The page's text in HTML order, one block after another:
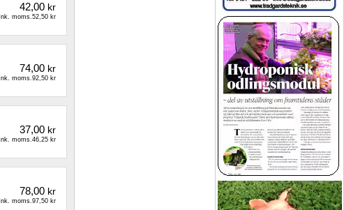
42,00kr
Ink. moms.52,50 kr
74,00kr
Ink. moms.92,50 kr
37,00kr
Ink. moms.46,25 kr
78,00kr
Ink. moms.97,50 kr